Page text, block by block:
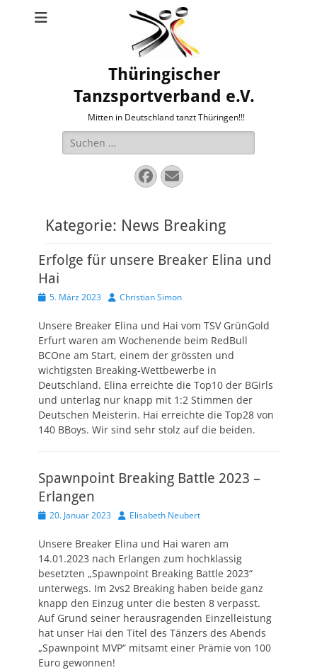
Thüringischer
Tanzsportverband e.V.
Mitten in Deutschland tanzt Thüringen!!!
Suche
nach:
Facebook
E-
Mail
Kategorie: News Breaking
Erfolge für unsere Breaker Elina und
Hai
Veröffentlicht
5. März 2023 AutorChristian Simon
Unsere Breaker Elina und Hai vom TSV GrünGold
Erfurt waren am Wochenende beim RedBull
BCOne am Start, einem der grössten und
wichtigsten Breaking-Wettbewerbe in
Deutschland. Elina erreichte die Top10 der BGirls
und unterlag nur knapp mit 1:2 Stimmen der
Deutschen Meisterin. Hai erreichte die Top28 von
140 BBoys. Wir sind sehr stolz auf die beiden.
Spawnpoint Breaking Battle 2023 –
Erlangen
Veröffentlicht
20. Januar 2023 AutorElisabeth Neubert
Unsere Breaker Elina und Hai waren am
14.01.2023 nach Erlangen zum hochklassig
besetzten „Spawnpoint Breaking Battle 2023“
unterwegs. Im 2vs2 Breaking haben beide ganz
knapp den Einzug unter die besten 8 verpasst.
Auf Grund seiner herausragenden Einzelleistung
hat unser Hai den Titel des Tänzers des Abends
„Spawnpoint MVP“ mitsamt einer Prämie von 100
Euro gewonnen!